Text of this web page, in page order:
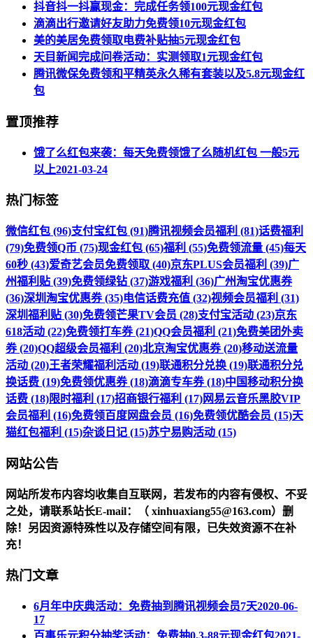
抖音抖一抖赢现金：完成任务领100元现金红包
滴滴出行邀请好友助力免费领10元现金红包
美的美居免费领取电费补贴抽5元现金红包
天目新闻完成问卷活动：实测领取1元现金红包
腾讯微保免费领和平精英永久稀有套装以及5.8元现金红
包
置顶推荐
饿了么红包来袭：每天免费领饿了么随机红包 一般5元
以上2021-03-24
热门标签
微信红包 (96)支付宝红包 (91)腾讯视频会员福利 (81)话费福利
(79)免费领Q币 (75)现金红包 (65)福利 (55)免费领流量 (45)每天
60秒 (43)爱奇艺会员免费领取 (40)京东PLUS会员福利 (39)广
州福利贴 (39)免费领绿钻 (37)游戏福利 (36)广州淘宝优惠券
(36)深圳淘宝优惠券 (35)电信话费充值 (32)视频会员福利 (31)
深圳福利贴 (30)免费领芒果TV会员 (28)支付宝活动 (23)京东
618活动 (22)免费领打车券 (21)QQ会员福利 (21)免费美团外卖
券 (20)QQ超级会员福利 (20)北京淘宝优惠券 (20)移动送流量
活动 (20)王者荣耀福利活动 (19)联通积分兑换 (19)联通积分兑
换话费 (19)免费领优惠券 (18)滴滴专车券 (18)中国移动积分换
话费 (18)限时福利 (17)招商银行福利 (17)网易云音乐黑胶VIP
会员福利 (16)免费领百度网盘会员 (16)免费领优酷会员 (15)天
猫红包福利 (15)杂谈日记 (15)苏宁易购活动 (15)
网站公告
网站所发布内容均收集自互联网，若发布的内容有侵权、不妥
之处，请联系站长E-mail：（ xinhuaxiang55@163.com）删
除！另因资源特殊性以及存储空间有限，已失效资源不在补
充！
热门文章
6月年中庆典活动：免费抽到腾讯视频会员7天2020-06-
17
百事乐元积分抽奖活动：免费抽0.3-88元现金红包2021-